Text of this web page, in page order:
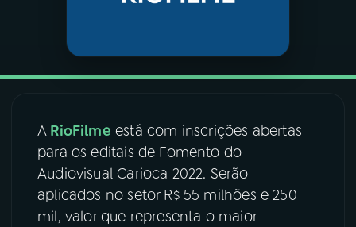
07ÚLTIMAS
08FESTIVAL DE MÚSICA
YouTube Facebook
A RioFilme está com inscrições abertas
para os editais de Fomento do
Audiovisual Carioca 2022. Serão
aplicados no setor R$ 55 milhões e 250
mil, valor que representa o maior